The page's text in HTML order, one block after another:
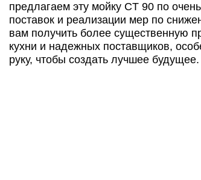
предлагаем эту мойку CT 90 по
поставок и реализации мер по
вам получить более существенную
кухни и надежных поставщиков,
руку, чтобы создать лучшее будущее.